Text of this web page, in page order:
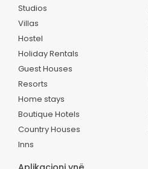
Studios
Villas
Hostel
Holiday Rentals
Guest Houses
Resorts
Home stays
Boutique Hotels
Country Houses
Inns